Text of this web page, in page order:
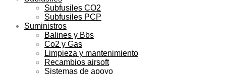
Subfusiles CO2
Subfusiles PCP
Suministros
Balines y Bbs
Co2 y Gas
Limpieza y mantenimiento
Recambios airsoft
Sistemas de apoyo